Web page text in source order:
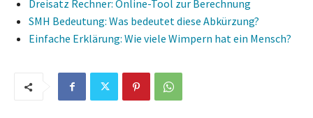
Dreisatz Rechner: Online-Tool zur Berechnung
SMH Bedeutung: Was bedeutet diese Abkürzung?
Einfache Erklärung: Wie viele Wimpern hat ein Mensch?